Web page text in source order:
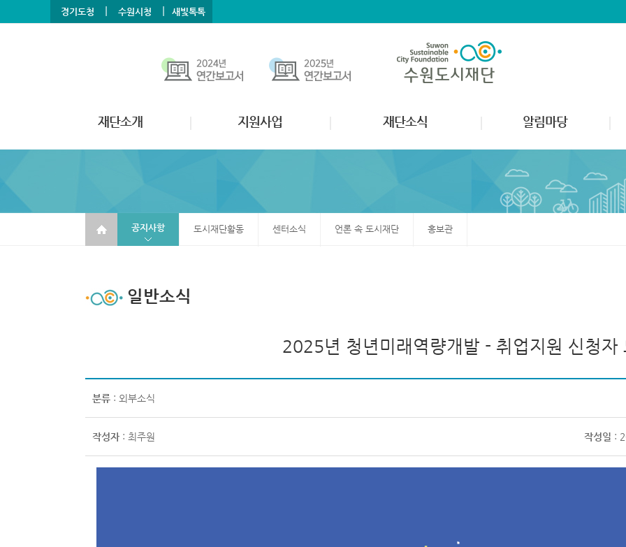
메뉴바로가기
본문바로가기경기도청 | 수원시청 | 새빛톡톡
재단소개 지원사업 재단소식 알림마당
공지사항 도시재단활동 센터소식 언론 속 도시재단 홍보관
일반소식
2025년 청년미래역량개발 - 취업지원 신청자
분류 : 외부소식
작성자 : 최주원 작성일 :